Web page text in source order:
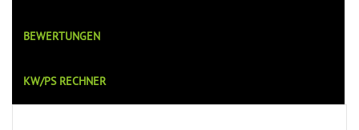
BEWERTUNGEN
KW/PS RECHNER